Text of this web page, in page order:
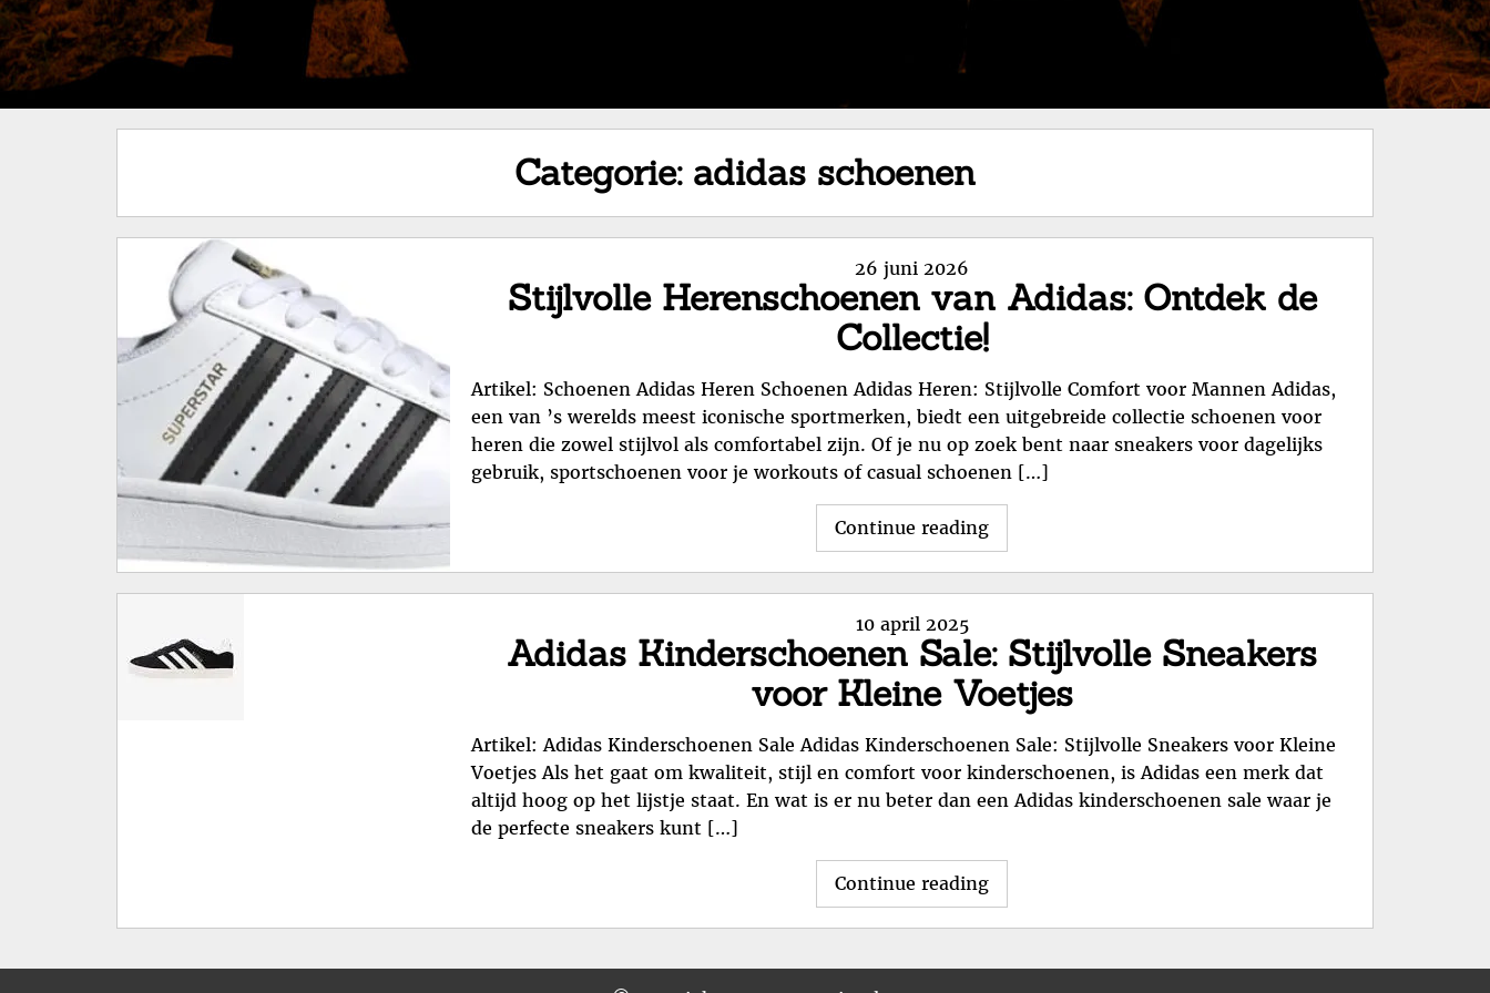
Categorie: adidas schoenen
Posted
on
26 juni 2026
Stijlvolle Herenschoenen van Adidas: Ontdek de
Collectie!
Artikel: Schoenen Adidas Heren Schoenen Adidas Heren: Stijlvolle Comfort voor Mannen Adidas,
een van ’s werelds meest iconische sportmerken, biedt een uitgebreide collectie schoenen voor
heren die zowel stijlvol als comfortabel zijn. Of je nu op zoek bent naar sneakers voor dagelijks
gebruik, sportschoenen voor je workouts of casual schoenen […]
Continue reading"Stijlvolle
Herenschoenen
Ontdek
de
Collectie!"
Posted
on
10 april 2025
Adidas Kinderschoenen Sale: Stijlvolle Sneakers
voor Kleine Voetjes
Artikel: Adidas Kinderschoenen Sale Adidas Kinderschoenen Sale: Stijlvolle Sneakers voor Kleine
Voetjes Als het gaat om kwaliteit, stijl en comfort voor kinderschoenen, is Adidas een merk dat
altijd hoog op het lijstje staat. En wat is er nu beter dan een Adidas kinderschoenen sale waar je
de perfecte sneakers kunt […]
Continue reading"Adidas
Kinderschoenen
Stijlvolle